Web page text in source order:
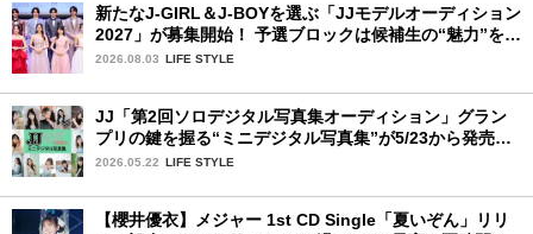
新たなJ-GIRL＆J-BOYを選ぶ「JJモデルオーディション
2027」が募集開始！ 予選ブロックは候補生の“魅力”を重
視した「新システム」に変わります
2026.08.03 LIFE STYLE
JJ「第2回ソロデジタル写真集オーディション」グラン
プリの鍵を握る“ミニデジタル写真集”が5/23から発売！
ファイナリストの個性あふれる18冊
2026.05.22 LIFE STYLE
【櫻井優衣】メジャー 1st CD Single「夏いぞん」リリ